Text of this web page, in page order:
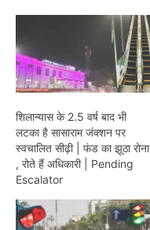
शिलान्यास के 2.5 वर्ष बाद भी
लटका है सासाराम जंक्शन पर
स्वचालित सीढ़ी | फंड का झूठा रोना
, रोते हैं अधिकारी | Pending
Escalator